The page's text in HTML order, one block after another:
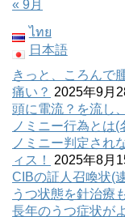
« 9月
ไทย
日本語
きっと、ころんで
痛い？ 2025年9月
頭に電流？を流し
ノミニー行為とは(
ノミニー判定され
ィス！
2025年8月
CIBの証人召喚状(
うつ状態を針治療
長年のうつ症状が